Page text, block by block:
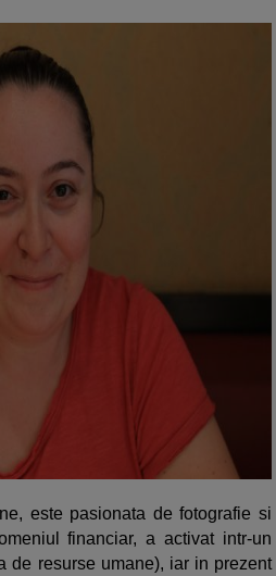
este pasionata de fotografie si
financiar, a activat intr-un
de resurse umane), iar in prezent